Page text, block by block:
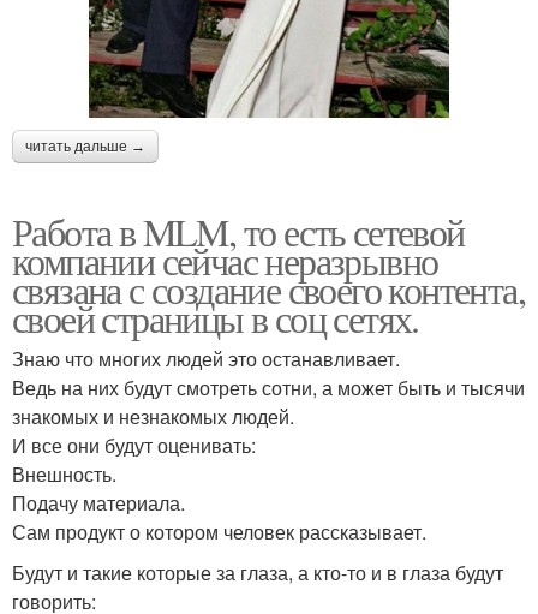
читать дальше →
Работа в MLM, то есть сетевой
компании сейчас неразрывно
связана с создание своего контента,
своей страницы в соц сетях.
Знаю что многих людей это останавливает.
Ведь на них будут смотреть сотни, а может быть и тысячи
знакомых и незнакомых людей.
И все они будут оценивать:
Внешность.
Подачу материала.
Сам продукт о котором человек рассказывает.
Будут и такие которые за глаза, а кто-то и в глаза будут
говорить: